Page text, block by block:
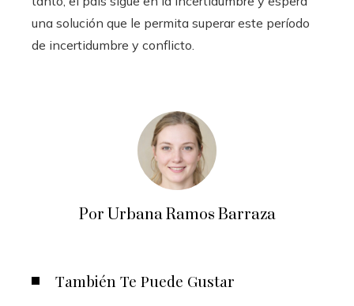
una solución que le permita superar este período
de incertidumbre y conflicto.
Por Urbana Ramos Barraza
También Te Puede Gustar